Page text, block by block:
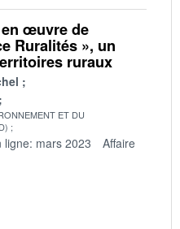
œuvre de
Ruralités », un
ruraux
ET DU
ligne: mars 2023
Affaire